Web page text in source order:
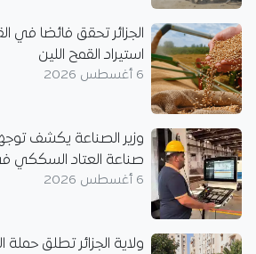
الجزائر تحقق فائضا في
استيراد القمح اللين
6 أغسطس 2026
وزير الصناعة يكشف
صناعة العتاد السككي في
6 أغسطس 2026
ولاية الجزائر تطلق